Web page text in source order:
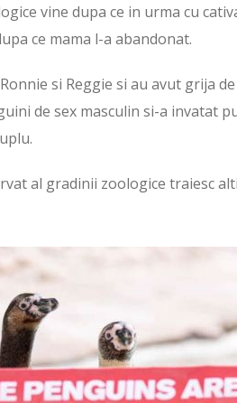
vine dupa ce in urma cu
ce mama l-a abandonat.
si Reggie si au avut grija
de sex masculin si-a invatat
al gradinii zoologice traiesc